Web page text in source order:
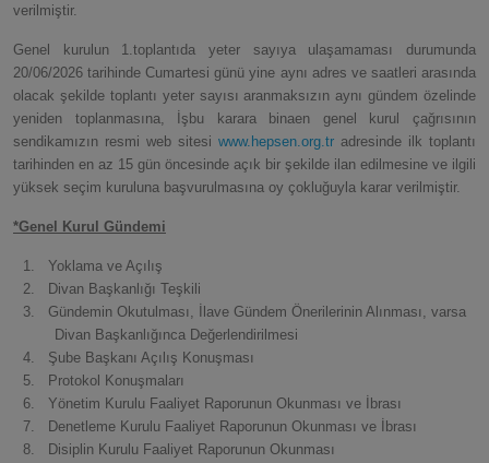
verilmiştir.
Genel kurulun 1.toplantıda yeter sayıya ulaşamaması durumunda
20/06/2026 tarihinde Cumartesi günü yine aynı adres ve saatleri arasında
olacak şekilde toplantı yeter sayısı aranmaksızın aynı gündem özelinde
yeniden toplanmasına, İşbu karara binaen genel kurul çağrısının
sendikamızın resmi web sitesi www.hepsen.org.tr adresinde ilk toplantı
tarihinden en az 15 gün öncesinde açık bir şekilde ilan edilmesine ve ilgili
yüksek seçim kuruluna başvurulmasına oy çokluğuyla karar verilmiştir.
*Genel Kurul Gündemi
1.
Yoklama ve Açılış
2.
Divan Başkanlığı Teşkili
3.
Gündemin Okutulması, İlave Gündem Önerilerinin Alınması, varsa
Divan Başkanlığınca Değerlendirilmesi
4.
Şube Başkanı Açılış Konuşması
5.
Protokol Konuşmaları
6.
Yönetim Kurulu Faaliyet Raporunun Okunması ve İbrası
7.
Denetleme Kurulu Faaliyet Raporunun Okunması ve İbrası
8.
Disiplin Kurulu Faaliyet Raporunun Okunması